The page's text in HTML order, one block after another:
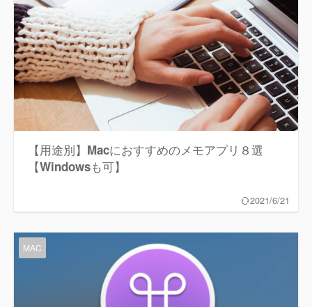
【用途別】Macにおすすめのメモアプリ８選
【Windowsも可】
2021/6/21
MAC